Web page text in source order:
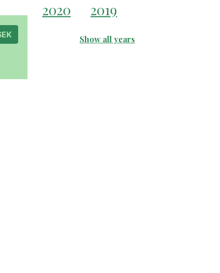
SEK
2020
2019
Show all years